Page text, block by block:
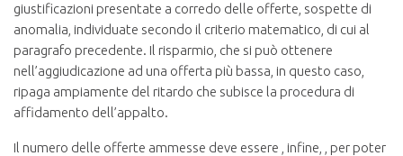
giustificazioni presentate a corredo delle offerte, sospette di
anomalia, individuate secondo il criterio matematico, di cui al
paragrafo precedente. Il risparmio, che si può ottenere
nell’aggiudicazione ad una offerta più bassa, in questo caso,
ripaga ampiamente del ritardo che subisce la procedura di
affidamento dell’appalto.
Il numero delle offerte ammesse deve essere , infine, , per poter